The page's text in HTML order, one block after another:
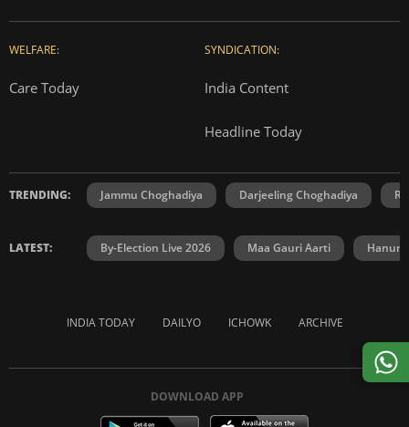
WELFARE:
Care Today
SYNDICATION:
India Content
Headline Today
TRENDING: Jammu Choghadiya Darjeeling Choghadiya
LATEST: By-Election Live 2026 Maa Gauri Aarti
INDIA TODAY DAILYO ICHOWK ARCHIVE
DOWNLOAD APP